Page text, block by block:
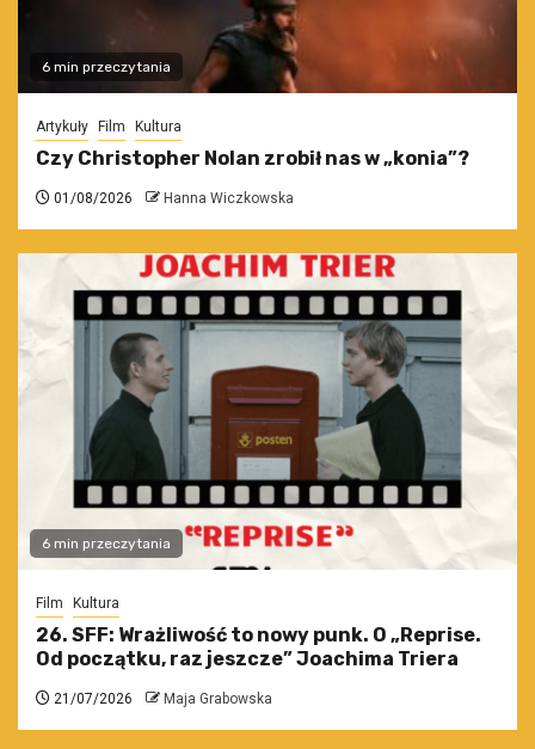
6 min przeczytania
Artykuły Film Kultura
Czy Christopher Nolan zrobił nas w „konia”?
01/08/2026 Hanna Wiczkowska
6 min przeczytania
Film Kultura
26. SFF: Wrażliwość to nowy punk. O „Reprise.
Od początku, raz jeszcze” Joachima Triera
21/07/2026 Maja Grabowska